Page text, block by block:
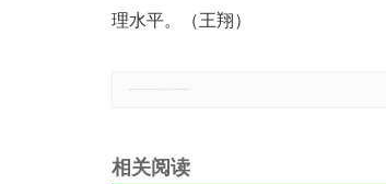
理水平。（王翔）
相关阅读